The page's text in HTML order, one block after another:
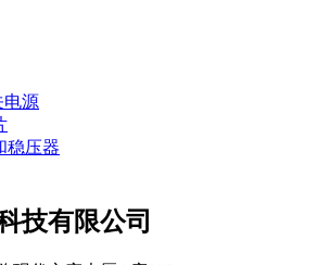
电源
稳压器
技有限公司